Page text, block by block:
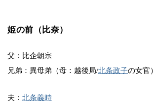
姫の前（比奈）
父：比企朝宗
兄弟：異母弟（母：越後局/北条政子の女官）
夫： 北条義時